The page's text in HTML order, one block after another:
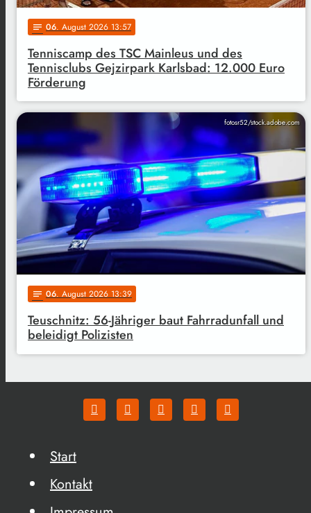
notes 06. August 2026 13:57
Tenniscamp des TSC Mainleus und des
Tennisclubs Gejzirpark Karlsbad: 12.000 Euro
Förderung
fotosr52/stock.adobe.com
notes 06. August 2026 13:39
Teuschnitz: 56-Jähriger baut Fahrradunfall und
beleidigt Polizisten
Start
Kontakt